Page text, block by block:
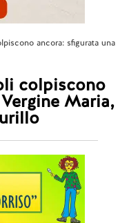
ancora: sfigurata una
colpiscono
Maria,